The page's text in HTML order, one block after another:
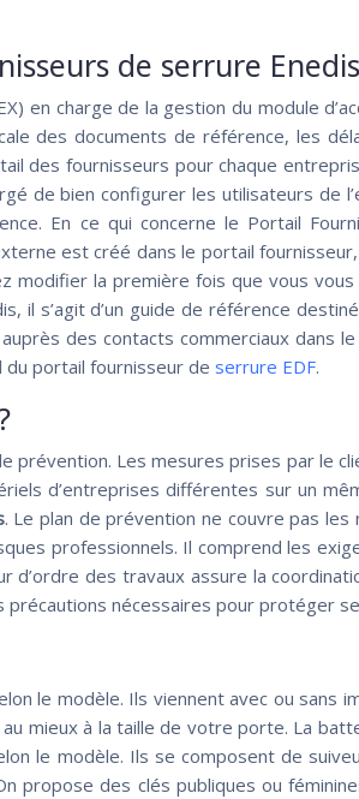
de serrure
en charge de la gestion du module
des documents de référence, les
des fournisseurs pour chaque
de bien configurer les utilisateurs de
En ce qui concerne le Portail
est créé dans le portail
la première fois que vous
il s’agit d’un guide de référence
des contacts commerciaux dans
du portail fournisseur de serrure EDF.
prévention. Les mesures prises par le
d’entreprises différentes sur un
. Le plan de prévention ne couvre pas
professionnels. Il comprend les
des travaux assure la
nécessaires pour protéger
le modèle. Ils viennent avec ou sans
mieux à la taille de votre porte. La
le modèle. Ils se composent de
propose des clés publiques ou